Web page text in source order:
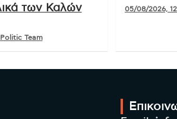
των Καλών
Politic Team
05/08/2026,